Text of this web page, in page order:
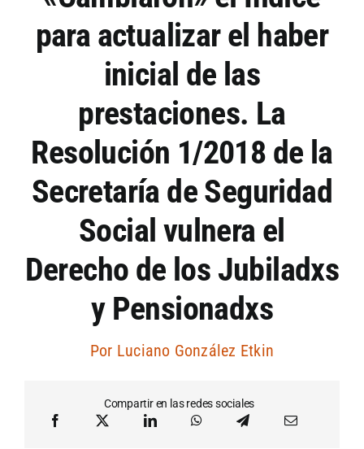
Artículos por autor
Artículos por sección
para actualizar el haber
inicial de las
prestaciones. La
Resolución 1/2018 de la
Secretaría de Seguridad
Social vulnera el
Derecho de los Jubiladxs
y Pensionadxs
Por Luciano González Etkin
Compartir en las redes sociales